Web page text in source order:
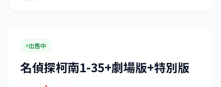
出售中
名偵探柯南1-35+劇場版+特別版